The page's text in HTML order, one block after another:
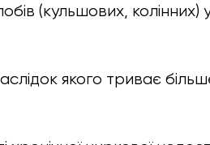
(кульшових, колінних)
якого триває